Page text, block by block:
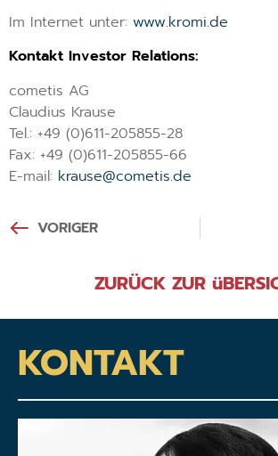
Im Internet unter: www.kromi.de
Kontakt Investor Relations:
cometis AG
Claudius Krause
Tel.: +49 (0)611-205855-28
Fax: +49 (0)611-205855-66
E-mail: krause@cometis.de
VORIGER
ZURÜCK ZUR
KONTAKT